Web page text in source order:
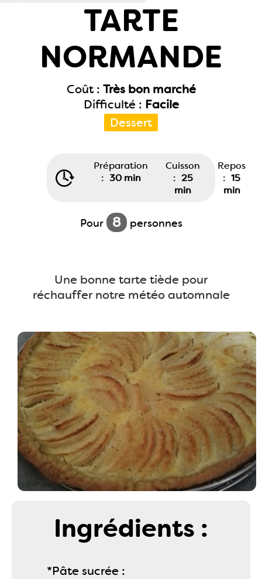
TARTE
NORMANDE
Coût : Très bon marché
Difficulté : Facile
Dessert
Préparation
: 30 min
Cuisson
: 25
min
Repos
: 15
min
Pour 8 personnes
Une bonne tarte tiède pour
réchauffer notre météo automnale
Ingrédients :
*Pâte sucrée :